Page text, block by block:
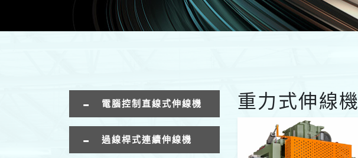
電腦控制直線式伸線機
過線桿式連續伸線機
重力式伸線機